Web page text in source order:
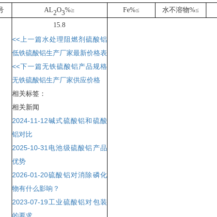
AL2O3%≥ Fe%≤ 水不溶物%≤
15.8
<<上一篇水处理阻燃剂硫酸铝
低铁硫酸铝生产厂家最新价格表
<<下一篇无铁硫酸铝产品规格
无铁硫酸铝生产厂家供应价格
相关标签：
相关新闻
2024-11-12碱式硫酸铝和硫酸
铝对比
2025-10-31 电池级硫酸铝产品
优势
2026-01-20硫酸铝对消除磷化
物有什么影响？
2023-07-19工业硫酸铝对包装